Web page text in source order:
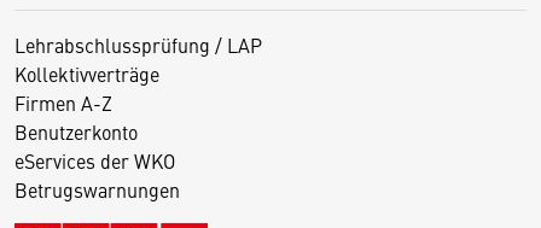
Lehrabschlussprüfung / LAP
Kollektivverträge
Firmen A-Z
Benutzerkonto
eServices der WKO
Betrugswarnungen